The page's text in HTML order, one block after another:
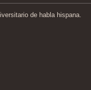
de habla hispana.